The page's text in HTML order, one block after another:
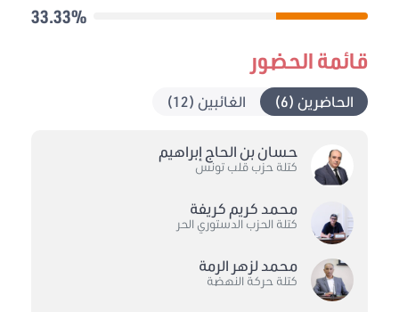
33.33%
قائمة الحضور
الحاضرين (6) الغائبين (12)
حسان بن الحاج إبراهيم
كتلة حزب قلب تونس
محمد كريم كريفة
كتلة الحزب الدستوري الحر
محمد لزهر الرمة
كتلة حركة النهضة